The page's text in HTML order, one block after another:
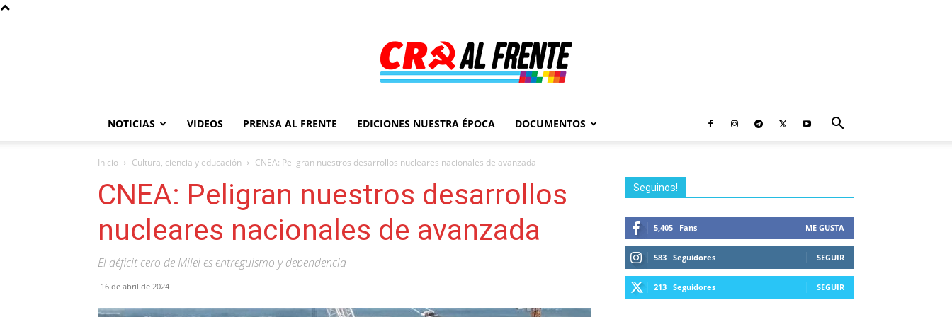
Al
–
NOTICIAS VIDEOS PRENSA AL FRENTE EDICIONES NUESTRA ÉPOCA DOCUMENTOS
Inicio Cultura, ciencia y educación CNEA: Peligran nuestros desarrollos nucleares nacionales de avanzada
CNEA: Peligran nuestros desarrollos
nucleares nacionales de avanzada
El déficit cero de Milei es entreguismo y dependencia
16 de abril de 2024
Seguinos!
5,405 Fans ME GUSTA
583 Seguidores SEGUIR
213 Seguidores SEGUIR